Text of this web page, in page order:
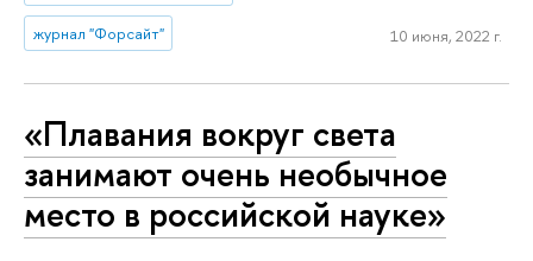
журнал "Форсайт" 10 июня, 2022 г.
«Плавания вокруг света
занимают очень необычное
место в российской науке»